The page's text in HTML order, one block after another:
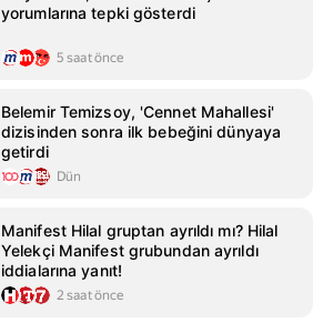
yorumlarına tepki gösterdi
5 saat önce
Belemir Temizsoy, 'Cennet Mahallesi'
dizisinden sonra ilk bebeğini dünyaya
getirdi
Dün
Manifest Hilal gruptan ayrıldı mı? Hilal
Yelekçi Manifest grubundan ayrıldı
iddialarına yanıt!
2 saat önce